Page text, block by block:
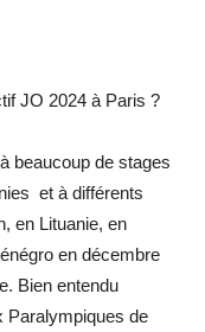
JO 2024 à Paris ?
beaucoup de stages
et à différents
en Lituanie, en
en décembre
Bien entendu
Paralympiques de